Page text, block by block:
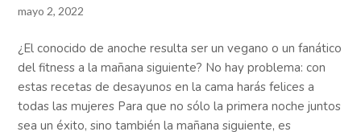
mayo 2, 2022
¿El conocido de anoche resulta ser un vegano o un fanático
del fitness a la mañana siguiente? No hay problema: con
estas recetas de desayunos en la cama harás felices a
todas las mujeres Para que no sólo la primera noche juntos
sea un éxito, sino también la mañana siguiente, es